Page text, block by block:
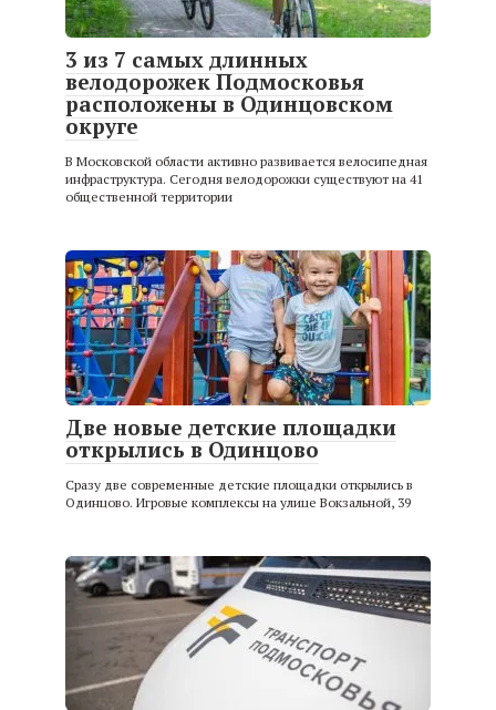
3 из 7 самых длинных
велодорожек Подмосковья
расположены в Одинцовском
округе
В Московской области активно развивается велосипедная
инфраструктура. Сегодня велодорожки существуют на 41
общественной территории
Две новые детские площадки
открылись в Одинцово
Сразу две современные детские площадки открылись в
Одинцово. Игровые комплексы на улице Вокзальной, 39